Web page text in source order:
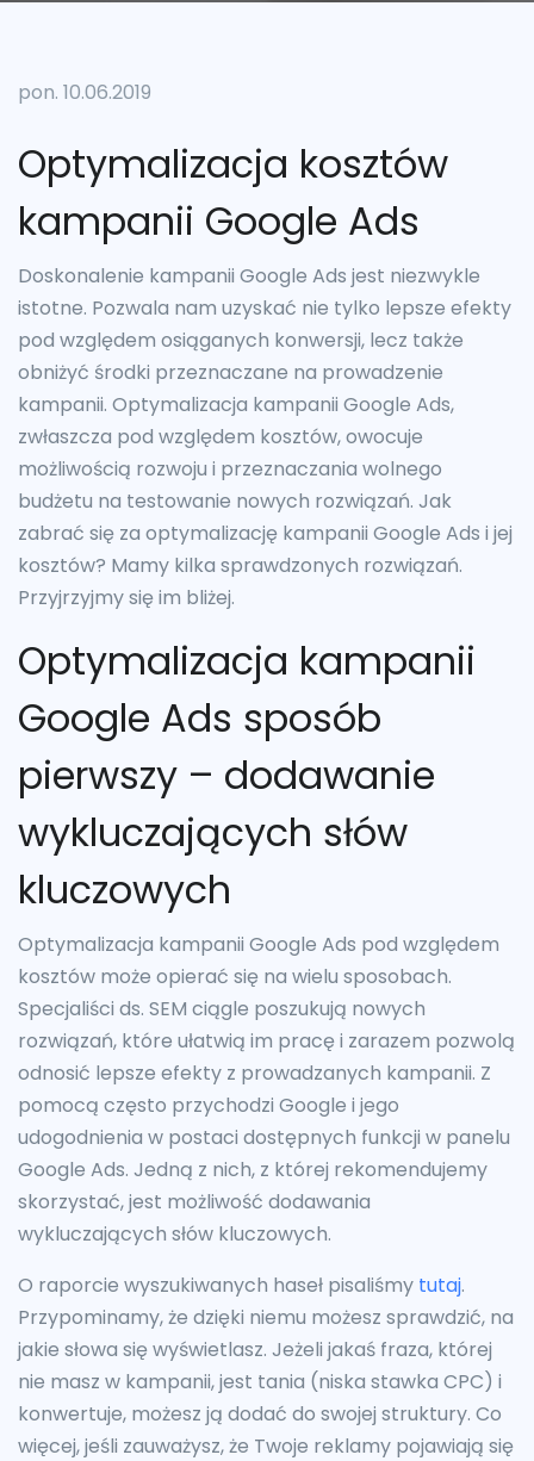
pon. 10.06.2019
Optymalizacja kosztów
kampanii Google Ads
Doskonalenie kampanii Google Ads jest niezwykle
istotne. Pozwala nam uzyskać nie tylko lepsze efekty
pod względem osiąganych konwersji, lecz także
obniżyć środki przeznaczane na prowadzenie
kampanii. Optymalizacja kampanii Google Ads,
zwłaszcza pod względem kosztów, owocuje
możliwością rozwoju i przeznaczania wolnego
budżetu na testowanie nowych rozwiązań. Jak
zabrać się za optymalizację kampanii Google Ads i jej
kosztów? Mamy kilka sprawdzonych rozwiązań.
Przyjrzyjmy się im bliżej.
Optymalizacja kampanii
Google Ads sposób
pierwszy – dodawanie
wykluczających słów
kluczowych
Optymalizacja kampanii Google Ads pod względem
kosztów może opierać się na wielu sposobach.
Specjaliści ds. SEM ciągle poszukują nowych
rozwiązań, które ułatwią im pracę i zarazem pozwolą
odnosić lepsze efekty z prowadzanych kampanii. Z
pomocą często przychodzi Google i jego
udogodnienia w postaci dostępnych funkcji w panelu
Google Ads. Jedną z nich, z której rekomendujemy
skorzystać, jest możliwość dodawania
wykluczających słów kluczowych.
O raporcie wyszukiwanych haseł pisaliśmy tutaj.
Przypominamy, że dzięki niemu możesz sprawdzić, na
jakie słowa się wyświetlasz. Jeżeli jakaś fraza, której
nie masz w kampanii, jest tania (niska stawka CPC) i
konwertuje, możesz ją dodać do swojej struktury. Co
więcej, jeśli zauważysz, że Twoje reklamy pojawiają się